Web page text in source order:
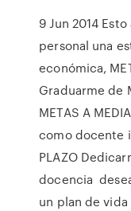
9 Jun 2014
personal una
económica,
Graduarme de
METAS A
como docente
PLAZO
docencia
un plan de